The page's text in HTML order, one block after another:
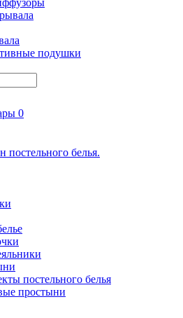
подушки
0
постельного белья
простыни